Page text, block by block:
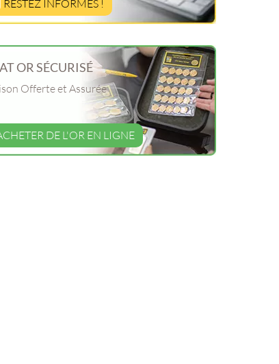
RESTEZ INFORMÉS !
OR SÉCURISÉ
Offerte et Assurée
DE L'OR EN LIGNE